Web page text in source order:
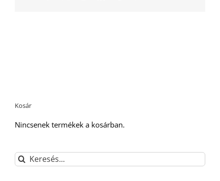
Kosár
Nincsenek termékek a kosárban.
Keresés...